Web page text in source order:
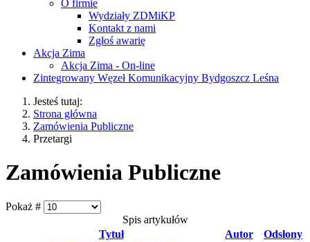
O firmie
Wydziały ZDMiKP
Kontakt z nami
Zgłoś awarię
Akcja Zima
Akcja Zima - On-line
Zintegrowany Węzeł Komunikacyjny Bydgoszcz Leśna
Jesteś tutaj:
Strona główna
Zamówienia Publiczne
Przetargi
Zamówienia Publiczne
Pokaż #
Spis artykułów
Tytuł
Autor
Odsłony